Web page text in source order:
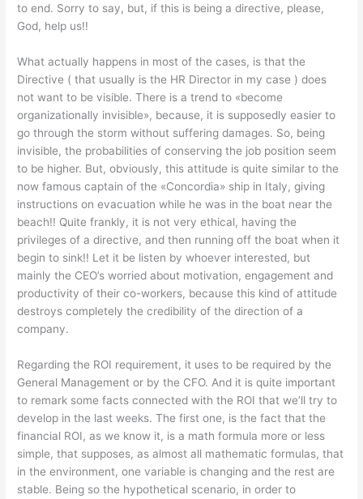
to end. Sorry to say, but, if this is being a directive, please,
God, help us!!
What actually happens in most of the cases, is that the
Directive ( that usually is the HR Director in my case ) does
not want to be visible. There is a trend to «become
organizationally invisible», because, it is supposedly easier to
go through the storm without suffering damages. So, being
invisible, the probabilities of conserving the job position seem
to be higher. But, obviously, this attitude is quite similar to the
now famous captain of the «Concordia» ship in Italy, giving
instructions on evacuation while he was in the boat near the
beach!! Quite frankly, it is not very ethical, having the
privileges of a directive, and then running off the boat when it
begin to sink!! Let it be listen by whoever interested, but
mainly the CEO’s worried about motivation, engagement and
productivity of their co-workers, because this kind of attitude
destroys completely the credibility of the direction of a
company.
Regarding the ROI requirement, it uses to be required by the
General Management or by the CFO. And it is quite important
to remark some facts connected with the ROI that we’ll try to
develop in the last weeks. The first one, is the fact that the
financial ROI, as we know it, is a math formula more or less
simple, that supposes, as almost all mathematic formulas, that
in the environment, one variable is changing and the rest are
stable. Being so the hypothetical scenario, in order to